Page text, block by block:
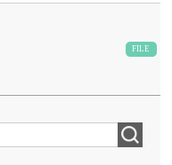
FILE